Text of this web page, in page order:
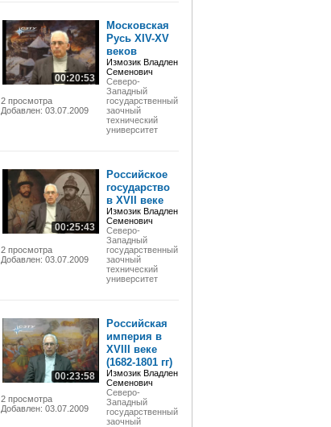
00:20:53
2 просмотра
Добавлен: 03.07.2009
Московская
Русь XIV-XV
веков
Измозик Владлен
Семенович
Северо-
Западный
государственный
заочный
технический
университет
00:25:43
2 просмотра
Добавлен: 03.07.2009
Российское
государство
в XVII веке
Измозик Владлен
Семенович
Северо-
Западный
государственный
заочный
технический
университет
00:23:58
2 просмотра
Добавлен: 03.07.2009
Российская
империя в
XVIII веке
(1682-1801 гг)
Измозик Владлен
Семенович
Северо-
Западный
государственный
заочный